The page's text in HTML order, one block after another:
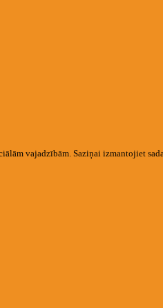
vajadzībām. Saziņai izmantojiet